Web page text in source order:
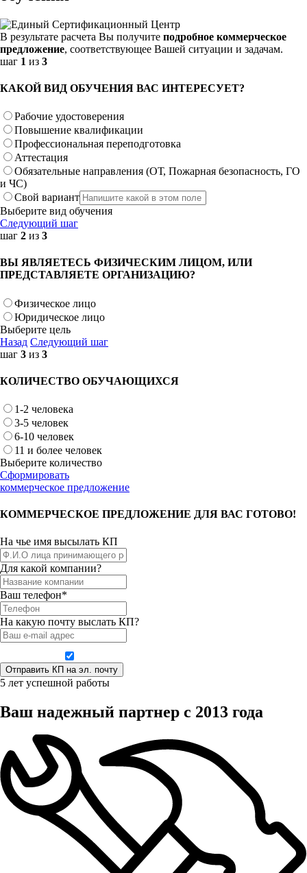
В результате расчета Вы получите подробное коммерческое
предложение, соответствующее Вашей ситуации и задачам.
шаг 1 из 3
КАКОЙ ВИД ОБУЧЕНИЯ ВАС ИНТЕРЕСУЕТ?
Рабочие удостоверения
Повышение квалификации
Профессиональная переподготовка
Аттестация
Обязательные направления (ОТ, Пожарная безопасность, ГО
и ЧС)
Свой вариант
Выберите вид обучения
Следующий шаг
шаг 2 из 3
ВЫ ЯВЛЯЕТЕСЬ ФИЗИЧЕСКИМ ЛИЦОМ, ИЛИ
ПРЕДСТАВЛЯЕТЕ ОРГАНИЗАЦИЮ?
Физическое лицо
Юридическое лицо
Выберите цель
Назад Следующий шаг
шаг 3 из 3
КОЛИЧЕСТВО ОБУЧАЮЩИХСЯ
1-2 человека
3-5 человек
6-10 человек
11 и более человек
Выберите количество
Сформировать
коммерческое предложение
КОММЕРЧЕСКОЕ ПРЕДЛОЖЕНИЕ ДЛЯ ВАС ГОТОВО!
На чье имя высылать КП
Для какой компании?
Ваш телефон*
На какую почту выслать КП?
5 лет успешной работы
Ваш надежный партнер с 2013 года